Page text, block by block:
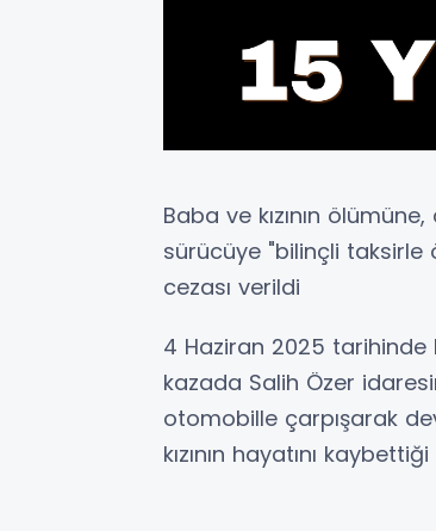
Baba ve kızının
sürücüye "bilinçli taksirle
cezası verildi
4 Haziran 2025
kazada Salih Özer
otomobille çarpışarak
kızının hayatını